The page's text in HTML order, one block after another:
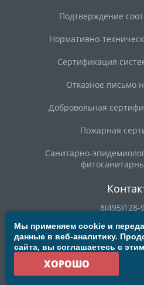
Подтверждение
Нормативно-
Сертификация
Отказное письмо
Добровольная
Пожарная
Санитарно-
8(495)128-
8(800)200-
ул. Новая Басманная, д. 23Б,
Мы применяем cookie и
данные в веб-аналитику.
сайта, вы соглашаетесь с
ХОРОШО